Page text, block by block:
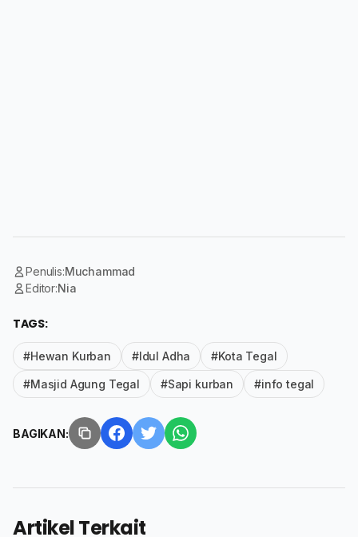
Penulis:Muchammad
Editor:Nia
TAGS:
#Hewan Kurban #Idul Adha #Kota Tegal
#Masjid Agung Tegal #Sapi kurban #info tegal
BAGIKAN:
Artikel Terkait